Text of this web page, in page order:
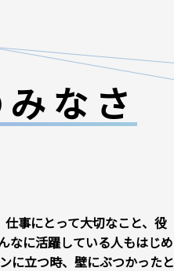
なさ
事にとって大切なこと、役
なに活躍している人もはじめ
に立つ時、壁にぶつかったと